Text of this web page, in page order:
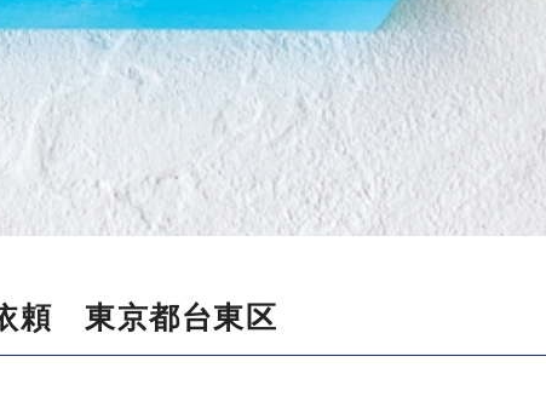
頼 東京都台東区